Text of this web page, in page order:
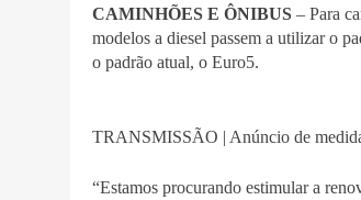
CAMINHÕES E ÔNIBUS – Para
modelos a diesel passem a utilizar o
o padrão atual, o Euro5.
TRANSMISSÃO | Anúncio de
“Estamos procurando estimular a